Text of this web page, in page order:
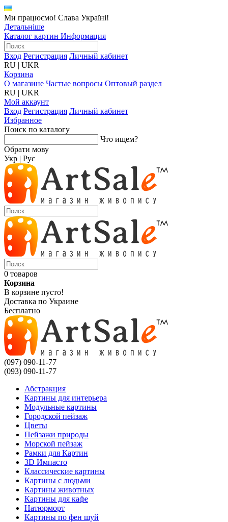
Ми працюємо! Слава Україні!
Детальніше
Каталог картин Информация
Вход Регистрация Личный кабинет
RU | UKR
Корзина
О магазине Частые вопросы Оптовый раздел
RU | UKR
Мой аккаунт
Вход Регистрация Личный кабинет
Избранное
Поиск по каталогу
Что ищем?
Обрати мову
Укр | Рус
0 товаров
Корзина
В корзине пусто!
Доставка по Украине
Бесплатно
(097) 090-11-77
(093) 090-11-77
Абстракция
Картины для интерьера
Модульные картины
Городской пейзаж
Цветы
Пейзажи природы
Морской пейзаж
Рамки для Картин
3D Импасто
Классические картины
Картины с людьми
Картины животных
Картины для кафе
Натюрморт
Картины по фен шуй